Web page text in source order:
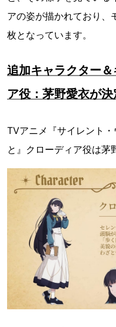
アの姿が描かれており、
枚となっています。
追加キャラクター
ア役：茅野愛衣が決
TVアニメ『サイレント
と』クローディア役は茅